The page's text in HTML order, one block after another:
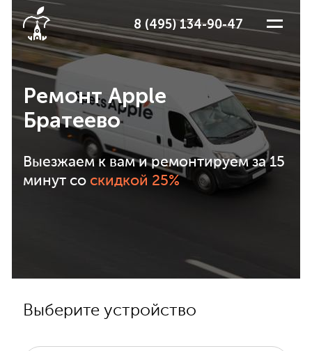
8 (495) 134-90-47
Ремонт Apple
Братеево
Выезжаем к вам и ремонтируем за 15
минут со скидкой 25%
Выберите устройство